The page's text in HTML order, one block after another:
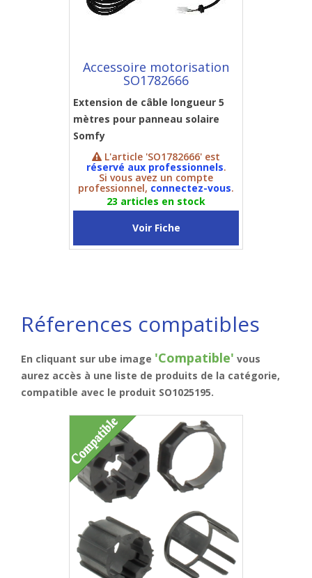
Accessoire motorisation
SO1782666
Extension de câble longueur 5
mètres pour panneau solaire
Somfy
L'article 'SO1782666' est
réservé aux professionnels.
Si vous avez un compte
professionnel, connectez-vous.
23 articles en stock
Voir Fiche
Réferences compatibles
En cliquant sur ube image 'Compatible' vous
aurez accès à une liste de produits de la catégorie,
compatible avec le produit SO1025195.